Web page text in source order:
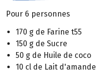
Pour 6 personnes
170 g de Farine t55
150 g de Sucre
50 g de Huile de coco
10 cl de Lait d'amande